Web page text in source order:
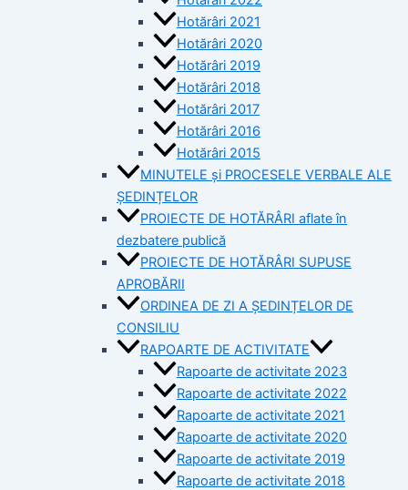
Hotărâri 2021
Hotărâri 2020
Hotărâri 2019
Hotărâri 2018
Hotărâri 2017
Hotărâri 2016
Hotărâri 2015
MINUTELE și PROCESELE VERBALE ALE
ȘEDINȚELOR
PROIECTE DE HOTĂRÂRI aflate în
dezbatere publică
PROIECTE DE HOTĂRÂRI SUPUSE
APROBĂRII
ORDINEA DE ZI A ȘEDINȚELOR DE
CONSILIU
RAPOARTE DE ACTIVITATE
Rapoarte de activitate 2023
Rapoarte de activitate 2022
Rapoarte de activitate 2021
Rapoarte de activitate 2020
Rapoarte de activitate 2019
Rapoarte de activitate 2018